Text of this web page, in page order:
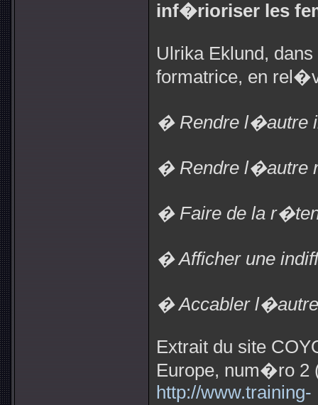
inf�rioriser les
Ulrika Eklund,
formatrice, en
� Rendre l�autre
� Rendre l�autre
� Faire de la
� Afficher une
� Accabler
Extrait du site
Europe, num�ro 2
http://www.training-